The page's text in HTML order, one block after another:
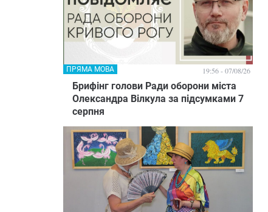
Брифінг голови Ради оборони міста
Олександра Вілкула за підсумками 7
серпня
ПРЯМА МОВА 19:56 - 07/08/26